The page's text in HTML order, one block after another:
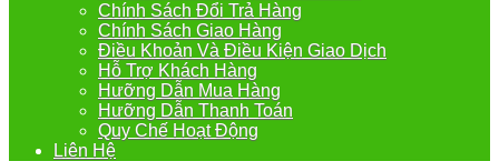
Chính Sách Đổi Trả Hàng
Chính Sách Giao Hàng
Điều Khoản Và Điều Kiện Giao Dịch
Hỗ Trợ Khách Hàng
Hưỡng Dẫn Mua Hàng
Hưỡng Dẫn Thanh Toán
Quy Chế Hoạt Động
Liên Hệ